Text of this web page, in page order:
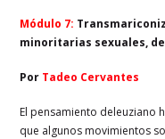
Módulo 7:
minoritarias sexuales,
Por Tadeo Cervantes
El pensamiento deleuziano
que algunos movimientos